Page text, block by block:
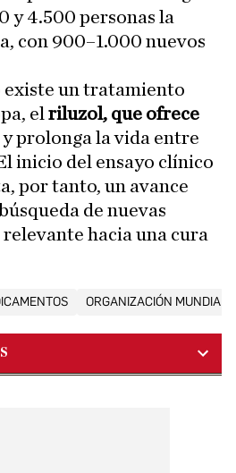
y 4.500 personas la
con 900–1.000 nuevos
existe un tratamiento
el riluzol, que ofrece
y prolonga la vida entre
inicio del ensayo clínico
por tanto, un avance
de nuevas
hacia una cura
ORGANIZACIÓN MUNDIAL